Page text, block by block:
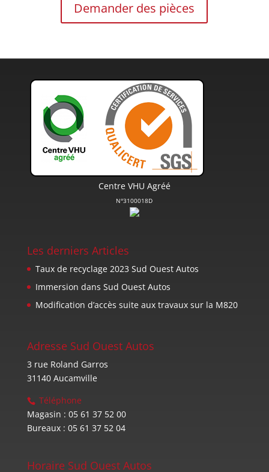
Demander des pièces
Centre VHU Agréé
N°3100018D
Les derniers Articles
Taux de recyclage 2023 Sud Ouest Autos
Immersion dans Sud Ouest Autos
Modification d’accès suite aux travaux sur la M820
Adresse Sud Ouest Autos
3 rue Roland Garros
31140 Aucamville
Téléphone
Magasin : 05 61 37 52 00
Bureaux : 05 61 37 52 04
Horaire Sud Ouest Autos